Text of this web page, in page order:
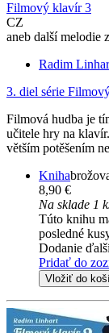
Filmový klavír 3
CZ
aneb další melodie
Radim
3. diel série
Filmová hudba je
učitele hry na
větším potěšením
Kniha
8,90 €
Na sklade 1
Túto knihu
posledné
Dodanie
Pridať do
Vložiť do